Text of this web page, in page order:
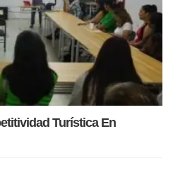
Turística En